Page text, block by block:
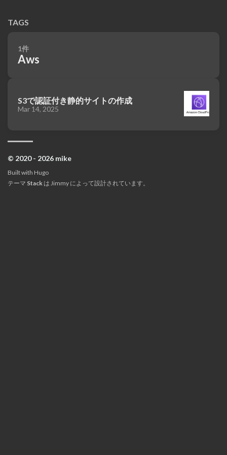
TAGS
1件
Aws
S3で認証付き静的サイトの作成
Mar 14, 2025
© 2020 - 2026 mike
Built with Hugo
テーマ Stack は Jimmy によって設計されています。